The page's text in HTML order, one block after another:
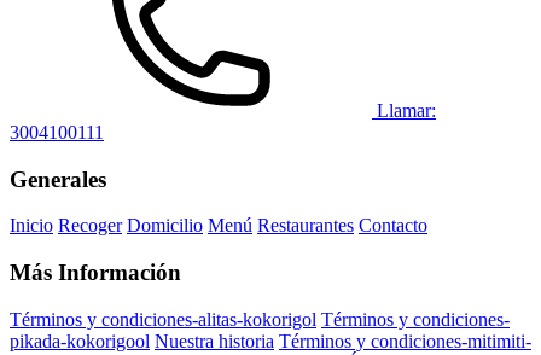
Llamar:
3004100111
Generales
Inicio Recoger Domicilio Menú Restaurantes Contacto
Más Información
Términos y condiciones-alitas-kokorigol Términos y condiciones-
pikada-kokorigool Nuestra historia Términos y condiciones-mitimiti-